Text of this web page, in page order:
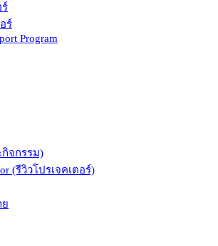
ร์
ร์
Program
กิจกรรม)
(รีวิวโปรเจคเตอร์)